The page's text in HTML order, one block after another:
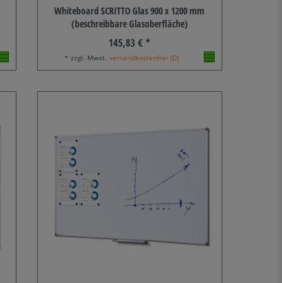
Whiteboard SCRITTO Glas 900 x 1200 mm
(beschreibbare Glasoberfläche)
145,83 € *
* zzgl. Mwst.versandkostenfrei (D)